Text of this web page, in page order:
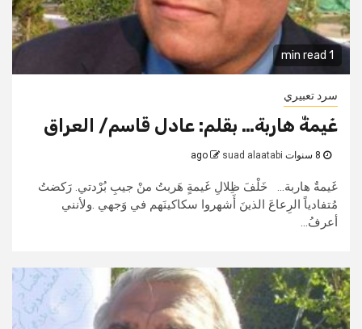
1 min read
سرد تعبيري
غَيمةٌ هاربة… بقلم: عادل قاسم/ العراق
suad alaatabi
غَيمةٌ هاربة... خَلْفَ ظِلالِ غَيمةٍ هَربتُ منْ جيبِ بُرْدتي. رَكضتُ
مُتفادياً الرِعاعَ الذينَ أَشهروا سكاكينَهم في وَجهي .ولأنني
أعرفُ...